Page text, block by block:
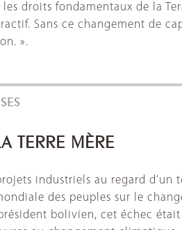
droits fondamentaux de la
Sans ce changement de
».
TERRE MÈRE
industriels au regard d’un
des peuples sur le
bolivien, cet échec